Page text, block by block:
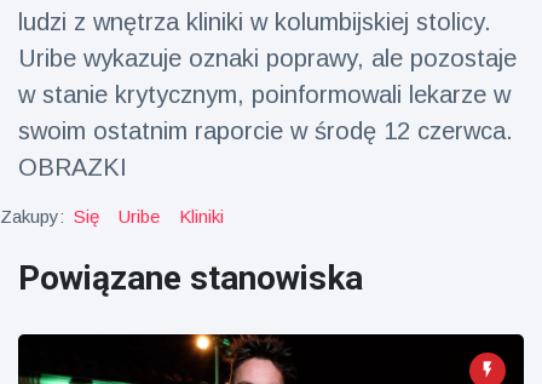
Konserywiści
świętują
narodziny
pierwszego
tapira
nizinne w
brytyjskim
16 July
195
Mężczyzna z
po odpaleniu
z jadącego
samochodu
Poglądy
ludzi z wnętrza kliniki w kolumbijskiej stolicy.
Uribe wykazuje oznaki poprawy, ale pozostaje
w stanie krytycznym, poinformowali lekarze w
swoim ostatnim raporcie w środę 12 czerwca.
OBRAZKI
Zakupy: Się Uribe Kliniki
Powiązane stanowiska